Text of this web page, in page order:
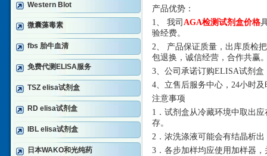
Western Blot
微囊藻毒素
fbs 胎牛血清
免费代测ELISA服务
TSZ elisa试剂盒
RD elisa试剂盒
IBL elisa试剂盒
日本WAKO和光纯药
产品优势：
1、 我司 AGA检测试剂盒价格
验经费。
2、 产品保证质量，出库质检
包退换，诚信经营，合作共赢
3、公司承诺订购ELISA试剂
4、立售后服务中心，24小时
注意事项
1．试剂盒从冷藏环境中取出
存。
2．浓洗涤液可能会有结晶析
3．各步加样均应使用加样器